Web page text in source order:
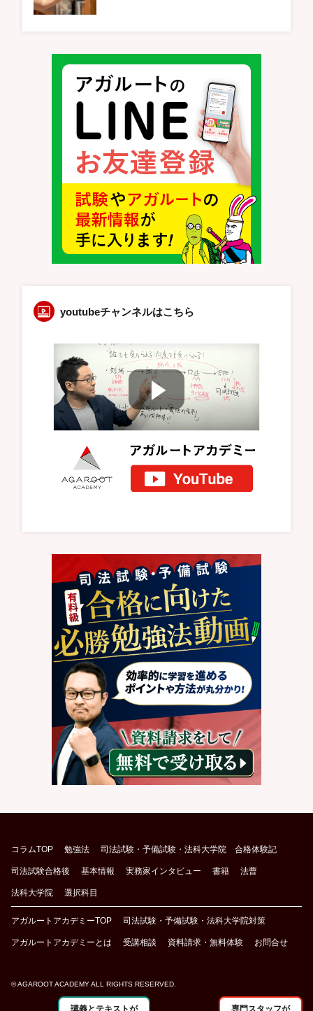
youtubeチャンネルはこちら
コラムTOP 勉強法 司法試験・予備試験・法科大学院 合格体験記
司法試験合格後 基本情報 実務家インタビュー 書籍 法曹
法科大学院 選択科目
アガルートアカデミーTOP 司法試験・予備試験・法科大学院対策
アガルートアカデミーとは 受講相談 資料請求・無料体験 お問合せ
© AGAROOT ACADEMY ALL RIGHTS RESERVED.
講義とテキストが 専門スタッフが